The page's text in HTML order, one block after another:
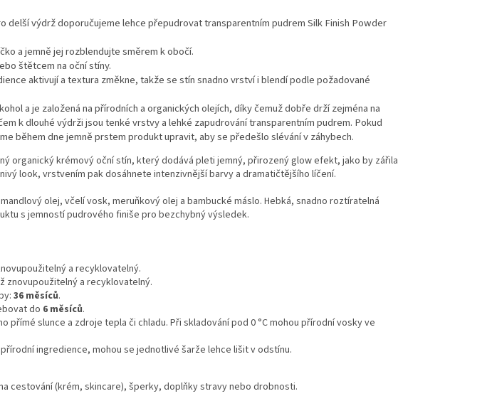
delší výdrž doporučujeme lehce přepudrovat transparentním pudrem Silk Finish Powder
a jemně jej rozblendujte směrem k obočí.
štětcem na oční stíny.
aktivují a textura změkne, takže se stín snadno vrství i blendí podle požadované
a je založená na přírodních a organických olejích, díky čemuž dobře drží zejména na
k dlouhé výdrži jsou tenké vrstvy a lehké zapudrování transparentním pudrem. Pokud
během dne jemně prstem produkt upravit, aby se předešlo slévání v záhybech.
organický krémový oční stín, který dodává pleti jemný, přirozený glow efekt, jako by zářila
look, vrstvením pak dosáhnete intenzivnější barvy a dramatičtějšího líčení.
olej, včelí vosk, meruňkový olej a bambucké máslo. Hebká, snadno roztíratelná
s jemností pudrového finiše pro bezchybný výsledek.
a recyklovatelný.
znovupoužitelný a recyklovatelný.
36 měsíců.
do 6 měsíců.
přímé slunce a zdroje tepla či chladu. Při skladování pod 0 °C mohou přírodní vosky ve
ingredience, mohou se jednotlivé šarže lehce lišit v odstínu.
cestování (krém, skincare), šperky, doplňky stravy nebo drobnosti.